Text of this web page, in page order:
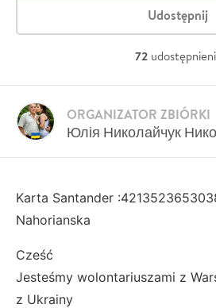
Udostępnij
72
Юлія Николайчук
ORGANIZATOR ZBIÓRKI
Karta Santander
Nahorianska
Cześć
Jesteśmy wolontariuszami z
z Ukrainy